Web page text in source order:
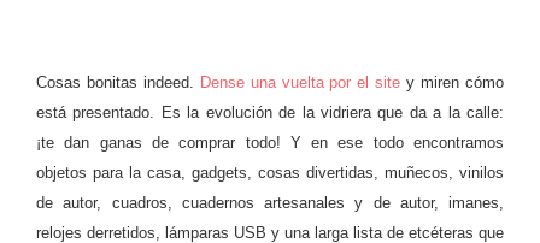
Cosas bonitas indeed. Dense una vuelta por el site y miren cómo
está presentado. Es la evolución de la vidriera que da a la calle:
¡te dan ganas de comprar todo! Y en ese todo encontramos
objetos para la casa, gadgets, cosas divertidas, muñecos, vinilos
de autor, cuadros, cuadernos artesanales y de autor, imanes,
relojes derretidos, lámparas USB y una larga lista de etcéteras que